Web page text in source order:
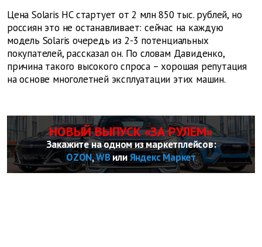
Цена Solaris HC стартует от 2 млн 850 тыс. рублей, но
россиян это не останавливает: сейчас на каждую
модель Solaris очередь из 2-3 потенциальных
покупателей, рассказал он. По словам Давиденко,
причина такого высокого спроса – хорошая репутация
на основе многолетней эксплуатации этих машин.
НОВЫЙ ВЫПУСК «ЗА РУЛЕМ»
Закажите на одном из маркетплейсов:
OZON,WBилиЯндекс Маркет